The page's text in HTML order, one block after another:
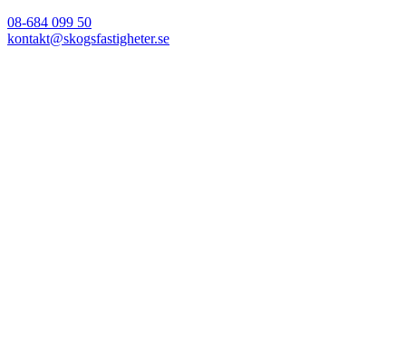
08-684 099 50
kontakt@skogsfastigheter.se